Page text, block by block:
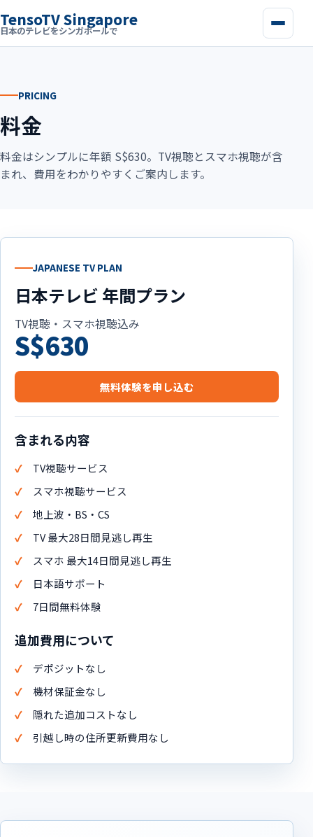
TensoTV Singapore
日本のテレビをシンガポールで
PRICING
料金
料金はシンプルに年額 S$630。TV視聴とスマホ視聴が含
まれ、費用をわかりやすくご案内します。
JAPANESE TV PLAN
日本テレビ 年間プラン
TV視聴・スマホ視聴込み
S$630
無料体験を申し込む
含まれる内容
TV視聴サービス
スマホ視聴サービス
地上波・BS・CS
TV 最大28日間見逃し再生
スマホ 最大14日間見逃し再生
日本語サポート
7日間無料体験
追加費用について
デポジットなし
機材保証金なし
隠れた追加コストなし
引越し時の住所更新費用なし